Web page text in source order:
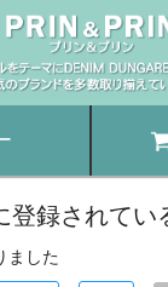
登録されてい
ました